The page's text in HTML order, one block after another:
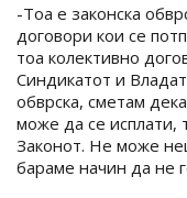
-Тоа е законска
договори кои се
тоа колективно
Синдикатот и
обврска, сметам
може да се исплати,
Законот. Не може
бараме начин да не